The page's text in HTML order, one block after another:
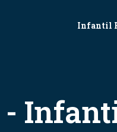
Infantil
-